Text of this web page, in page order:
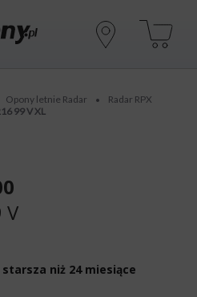
Opony letnie Radar •
Radar RPX
99 V XL
V
starsza niż 24 miesiące